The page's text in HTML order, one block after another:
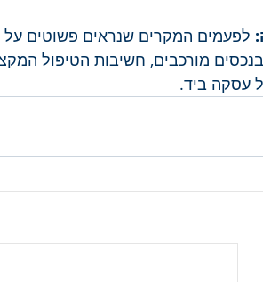
לפעמים המקרים שנראים פשוטים על
בנכסים מורכבים, חשיבות הטיפול
עסקה ביד.